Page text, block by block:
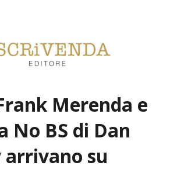
Merenda e
No BS di Dan
arrivano su